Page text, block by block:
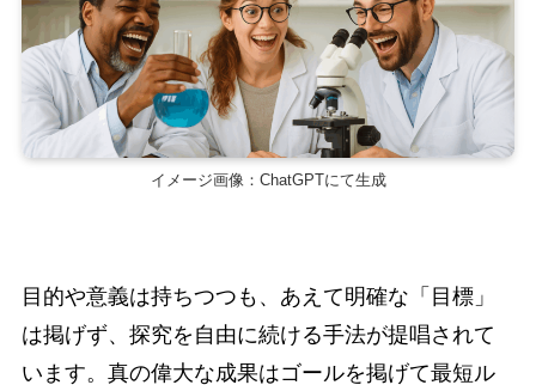
イメージ画像：ChatGPTにて生成
目的や意義は持ちつつも、あえて明確な「目標」
は掲げず、探究を自由に続ける手法が提唱されて
います。真の偉大な成果はゴールを掲げて最短ル